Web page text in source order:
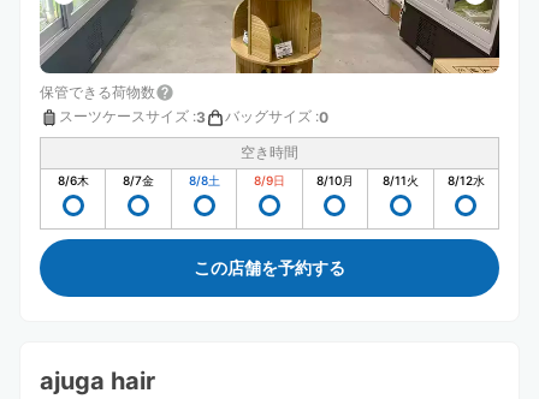
保管できる荷物数
スーツケースサイズ :3 バッグサイズ :0
空き時間
8/6木 8/7金 8/8土 8/9日 8/10月 8/11火 8/12水
この店舗を予約する
ajuga hair